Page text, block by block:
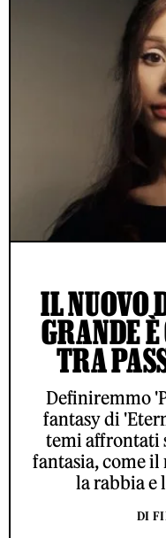
IL NUOVO
GRANDE
TRA
Definiremmo
fantasy di
temi affrontati
fantasia, come
la rabbia e
DI